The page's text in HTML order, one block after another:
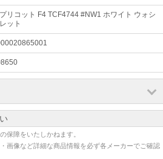
絡が無い場合は 下記の連絡先にご連絡
す。 会社名：SOMPO(ソンポ)ワラン
170-2525(フリーコール)
リコット F4 TCF4744 #NW1 ホワイト ウォシ
ット
保障をいたしかねます。
画像など詳細な商品情報を必ず各メーカーでご確認